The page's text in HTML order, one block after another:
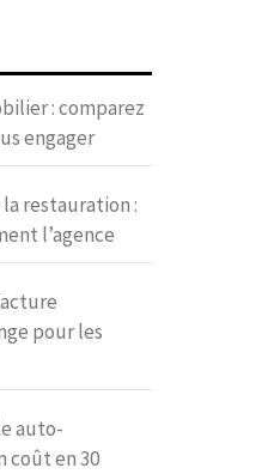
: comparez
engager
restauration :
l’agence
pour les
auto-
coût en 30